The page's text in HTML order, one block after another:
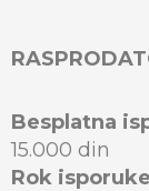
Besplatna
15.000 din
Rok isporuke